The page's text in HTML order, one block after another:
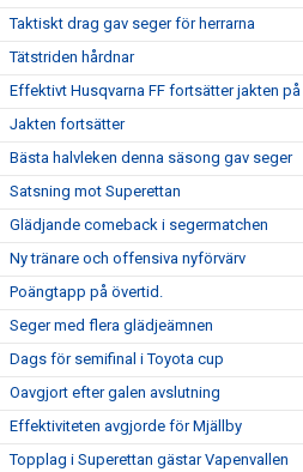
Taktiskt drag gav seger för herrarna
Tätstriden hårdnar
Effektivt Husqvarna FF fortsätter jakten
Jakten fortsätter
Bästa halvleken denna säsong gav seger
Satsning mot Superettan
Glädjande comeback i segermatchen
Ny tränare och offensiva nyförvärv
Poängtapp på övertid.
Seger med flera glädjeämnen
Dags för semifinal i Toyota cup
Oavgjort efter galen avslutning
Effektiviteten avgjorde för Mjällby
Topplag i Superettan gästar Vapenvallen